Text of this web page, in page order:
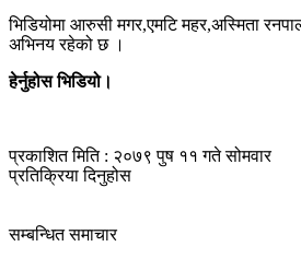
भिडियोमा आरुसी मगर,एमटि महर,अस्मिता
अभिनय रहेको छ ।
हेर्नुहोस भिडियो।
प्रकाशित मिति : २०७९ पुष ११ गते सोमवार
प्रतिक्रिया दिनुहोस
सम्बन्धित समाचार